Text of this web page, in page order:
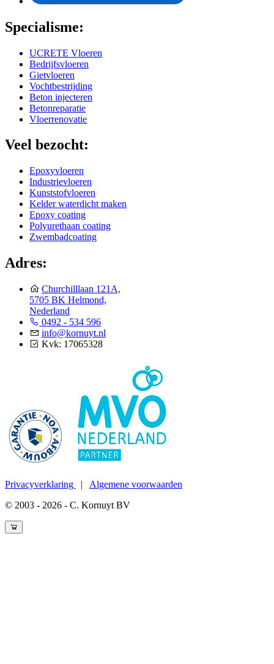
Specialisme:
UCRETE Vloeren
Bedrijfsvloeren
Gietvloeren
Vochtbestrijding
Beton injecteren
Betonreparatie
Vloerrenovatie
Veel bezocht:
Epoxyvloeren
Industrievloeren
Kunststofvloeren
Kelder waterdicht maken
Epoxy coating
Polyurethaan coating
Zwembadcoating
Adres:
Churchilllaan 121A,
5705 BK Helmond,
Nederland
0492 - 534 596
info@kornuyt.nl
Kvk: 17065328
Privacyverklaring | Algemene voorwaarden
© 2003 - 2026 - C. Kornuyt BV